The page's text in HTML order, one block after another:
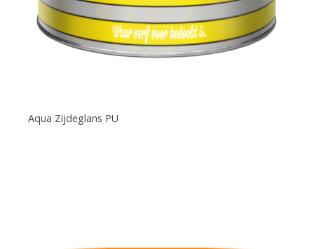
Aqua Zijdeglans PU